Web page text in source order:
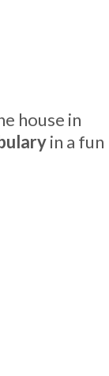
house in
in a fun